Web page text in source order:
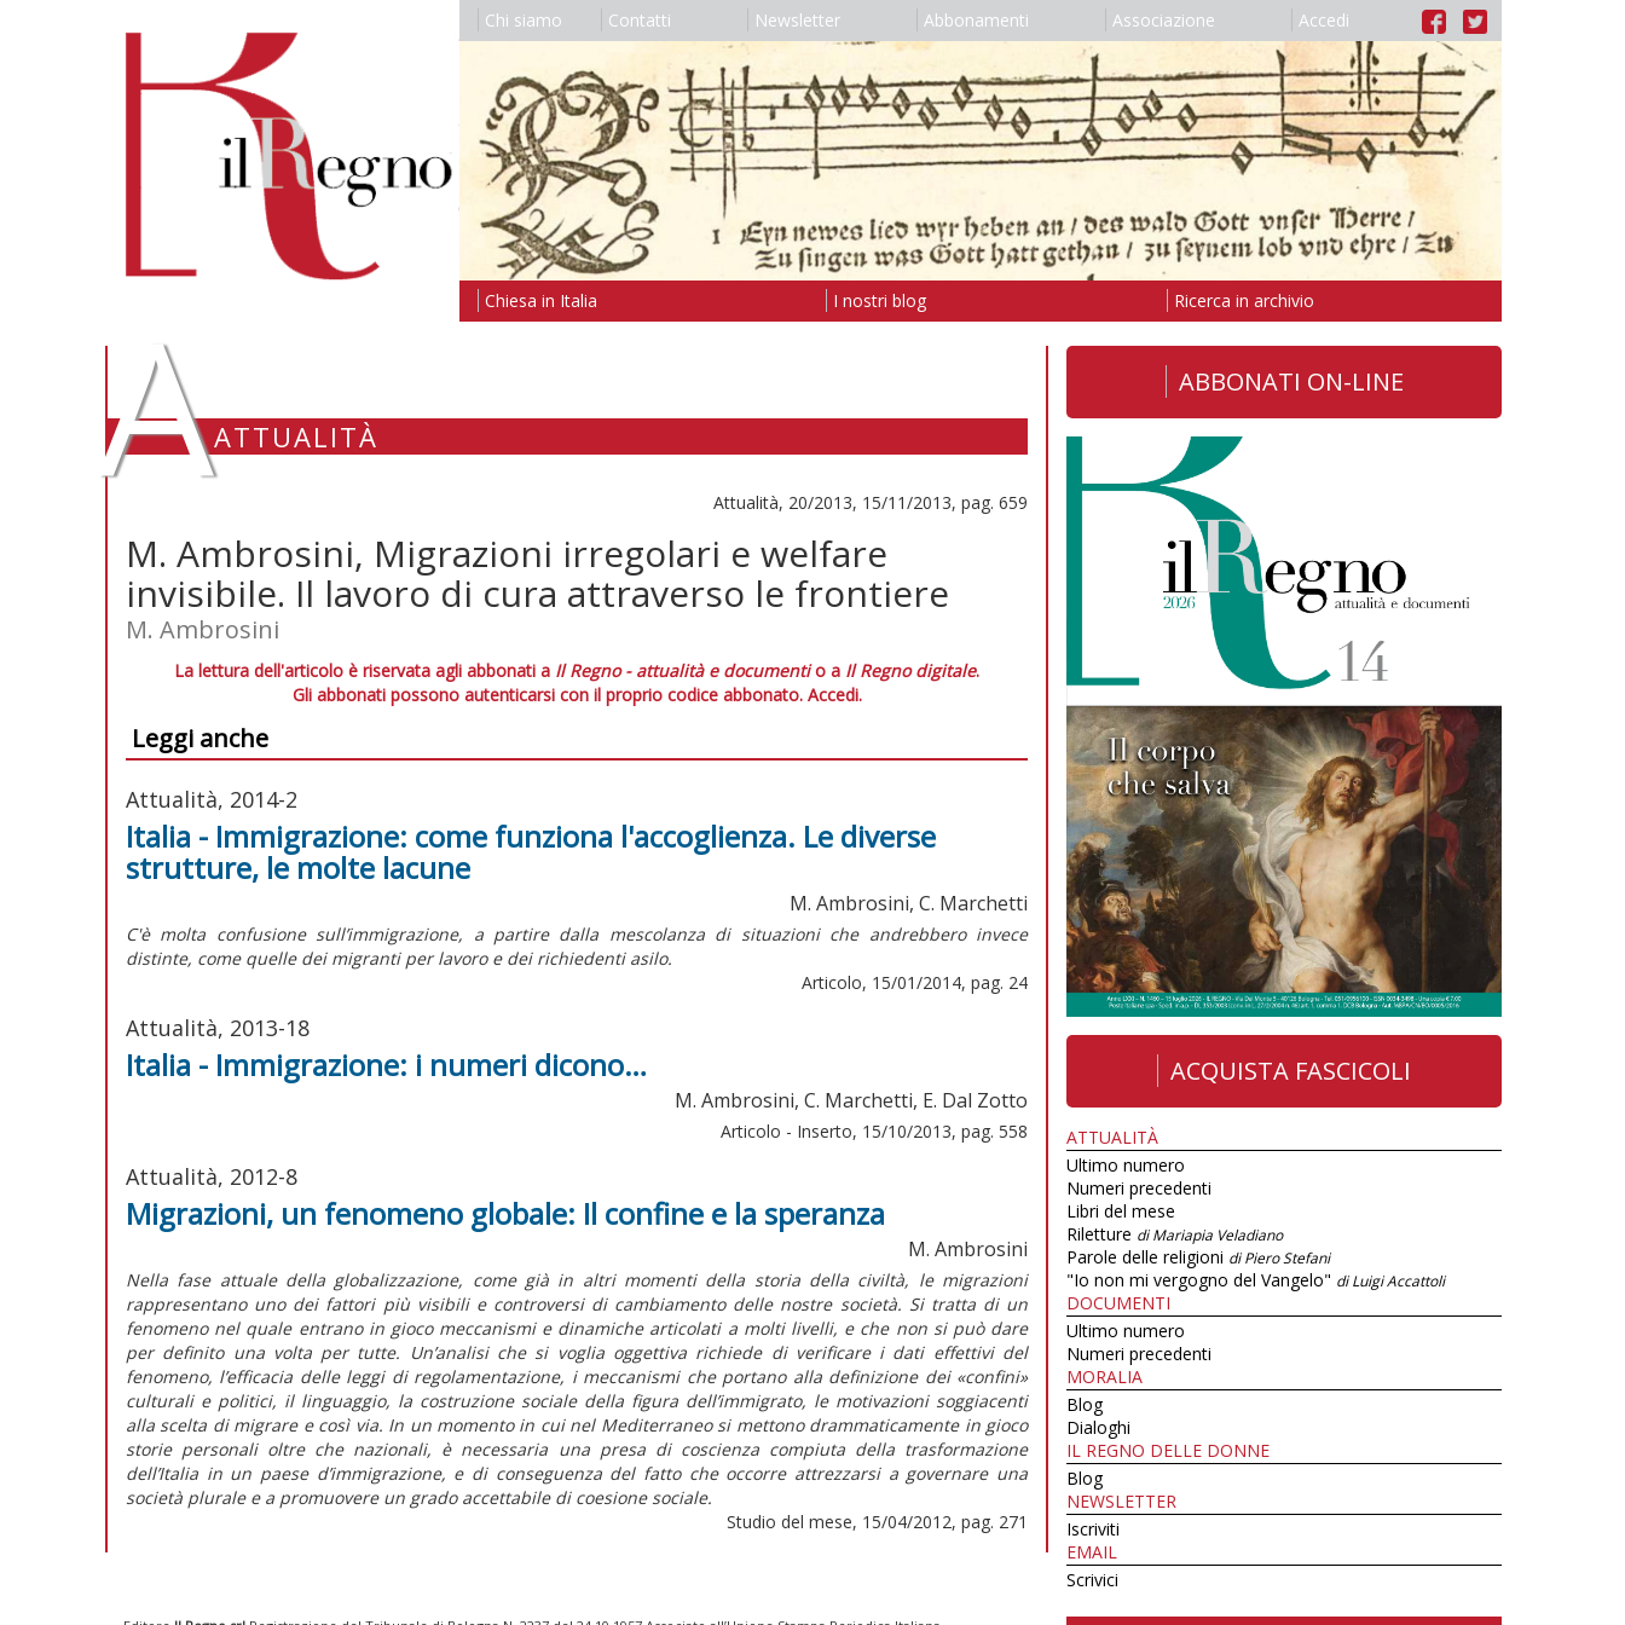
Chi siamo Contatti Newsletter Abbonamenti Associazione Accedi
Chiesa in Italia I nostri blog Ricerca in archivio
AATTUALITÀ
Attualità, 20/2013, 15/11/2013, pag. 659
M. Ambrosini, Migrazioni irregolari e welfare
invisibile. Il lavoro di cura attraverso le frontiere
M. Ambrosini
La lettura dell'articolo è riservata agli abbonati a Il Regno - attualità e documentio a Il Regno digitale.
Gli abbonati possono autenticarsi con il proprio codice abbonato. Accedi.
Leggi anche
Attualità, 2014-2
Italia - Immigrazione: come funziona l'accoglienza. Le diverse
strutture, le molte lacune
M. Ambrosini, C. Marchetti
C'è molta confusione sull’immigrazione, a partire dalla mescolanza di situazioni che andrebbero invece
distinte, come quelle dei migranti per lavoro e dei richiedenti asilo.
Articolo, 15/01/2014, pag. 24
Attualità, 2013-18
Italia - Immigrazione: i numeri dicono…
M. Ambrosini, C. Marchetti, E. Dal Zotto
Articolo - Inserto, 15/10/2013, pag. 558
Attualità, 2012-8
Migrazioni, un fenomeno globale: Il confine e la speranza
M. Ambrosini
Nella fase attuale della globalizzazione, come già in altri momenti della storia della civiltà, le migrazioni
rappresentano uno dei fattori più visibili e controversi di cambiamento delle nostre società. Si tratta di un
fenomeno nel quale entrano in gioco meccanismi e dinamiche articolati a molti livelli, e che non si può dare
per definito una volta per tutte. Un’analisi che si voglia oggettiva richiede di verificare i dati effettivi del
fenomeno, l’efficacia delle leggi di regolamentazione, i meccanismi che portano alla definizione dei «confini»
culturali e politici, il linguaggio, la costruzione sociale della figura dell’immigrato, le motivazioni soggiacenti
alla scelta di migrare e così via. In un momento in cui nel Mediterraneo si mettono drammaticamente in gioco
storie personali oltre che nazionali, è necessaria una presa di coscienza compiuta della trasformazione
dell’Italia in un paese d’immigrazione, e di conseguenza del fatto che occorre attrezzarsi a governare una
società plurale e a promuovere un grado accettabile di coesione sociale.
Studio del mese, 15/04/2012, pag. 271
ABBONATI ON-LINE
ACQUISTA FASCICOLI
ATTUALITÀ
Ultimo numero
Numeri precedenti
Libri del mese
Riletture di Mariapia Veladiano
Parole delle religioni di Piero Stefani
"Io non mi vergogno del Vangelo" di Luigi Accattoli
DOCUMENTI
Ultimo numero
Numeri precedenti
MORALIA
Blog
Dialoghi
IL REGNO DELLE DONNE
Blog
NEWSLETTER
Iscriviti
EMAIL
Scrivici